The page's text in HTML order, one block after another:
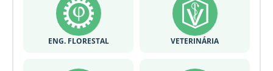
ENG. FLORESTAL VETERINÁRIA